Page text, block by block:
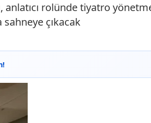
rolünde tiyatro
çıkacak